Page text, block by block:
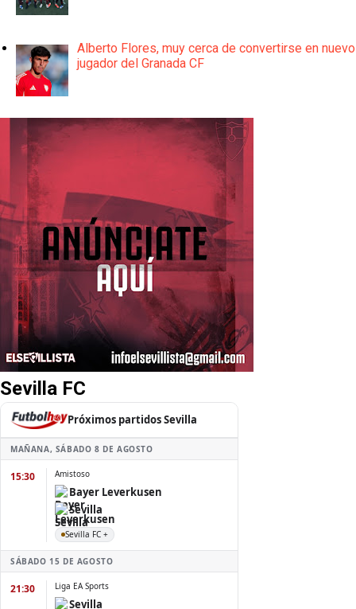
Alberto Flores, muy cerca de convertirse en nuevo
jugador del Granada CF
Sevilla FC